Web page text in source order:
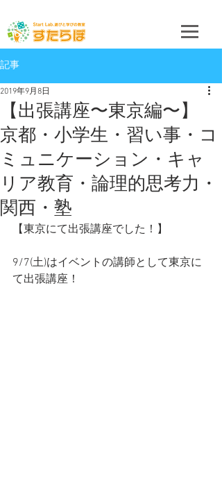
記事
【出張講座〜東京編〜】
京都・小学生・習い事・コ
ミュニケーション・キャ
リア教育・論理的思考力・
関西・塾
2019年9月8日
【東京にて出張講座でした！】
9/7(土)はイベントの講師として東京に
て出張講座！